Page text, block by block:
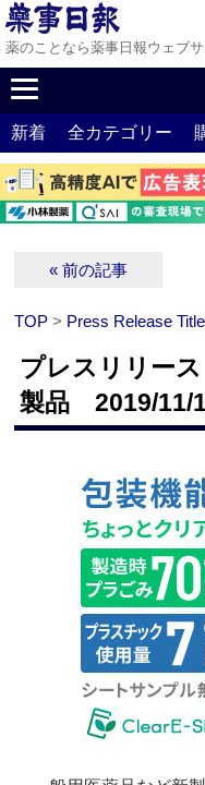
薬のことなら薬事日報ウェブサ
新着 全カテゴリー
« 前の記事
TOP > Press Release
プレスリリー
製品 2019/11/